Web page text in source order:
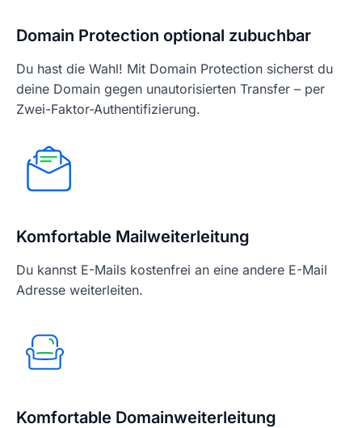
Domain Protection optional zubuchbar
Du hast die Wahl! Mit Domain Protection sicherst du
deine Domain gegen unautorisierten Transfer – per
Zwei-Faktor-Authentifizierung.
Komfortable Mailweiterleitung
Du kannst E-Mails kostenfrei an eine andere E-Mail
Adresse weiterleiten.
Komfortable Domainweiterleitung